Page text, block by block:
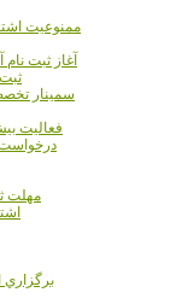
ممنوعيت
آغاز ثبت
سمينار
فعاليت بيش از 70 هزار عضو هيات علمي
درخواست مجوز براي
مهلت